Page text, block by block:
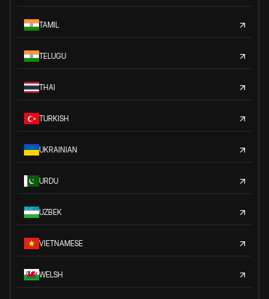
TAMIL
TELUGU
THAI
TURKISH
UKRAINIAN
URDU
UZBEK
VIETNAMESE
WELSH